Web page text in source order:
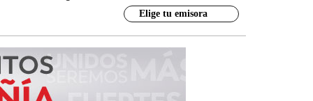
Elige tu emisora